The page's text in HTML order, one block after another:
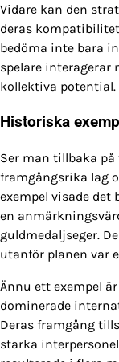
Vidare kan den
deras
bedöma inte bara
spelare interagerar
kollektiva potential.
Historiska
Ser man tillbaka
framgångsrika lag
exempel visade det
en
guldmedaljseger.
utanför planen var
Ännu ett exempel
dominerade
Deras framgång
starka